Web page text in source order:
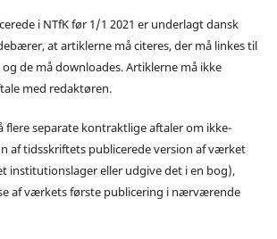
i NTfK før 1/1 2021 er underlagt dansk
at artiklerne må citeres, der må linkes til
de må downloades. Artiklerne må ikke
med redaktøren.
flere separate kontraktlige aftaler om ikke-
af tidsskriftets publicerede version af værket
institutionslager eller udgive det i en bog),
af værkets første publicering i nærværende